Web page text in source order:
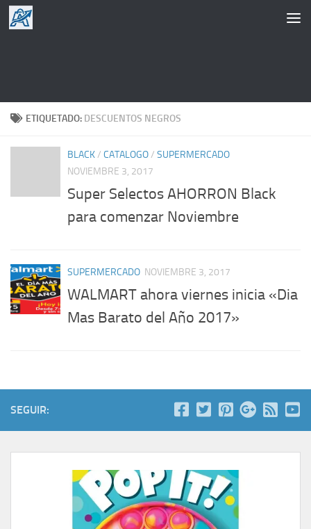
Saltar al contenido
ETIQUETADO: DESCUENTOS NEGROS
BLACK/ CATALOGO/ SUPERMERCADO
NOVIEMBRE 3, 2017
Super Selectos AHORRON Black
para comenzar Noviembre
SUPERMERCADO NOVIEMBRE 3, 2017
WALMART ahora viernes inicia «Dia
Mas Barato del Año 2017»
SEGUIR: